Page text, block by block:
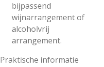
bijpassend
wijnarrangement of
alcoholvrij
arrangement.
Praktische informatie